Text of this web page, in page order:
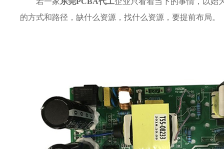
的方式和路径，缺什么资源，找什么资源，要提前布局。